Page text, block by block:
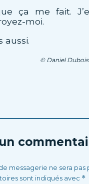
ça me fait.
moi.
aussi.
© Daniel
messagerie ne sera pas
sont indiqués avec *